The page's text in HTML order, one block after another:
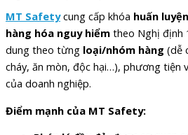
MT Safetycung cấp khóa huấn
hàng hóa nguy hiểm theo Nghị định
dung theo từng loại/nhóm hàng (dễ
cháy, ăn mòn, độc hại…), phương tiện
của doanh nghiệp.
Điểm mạnh của MT Safety: